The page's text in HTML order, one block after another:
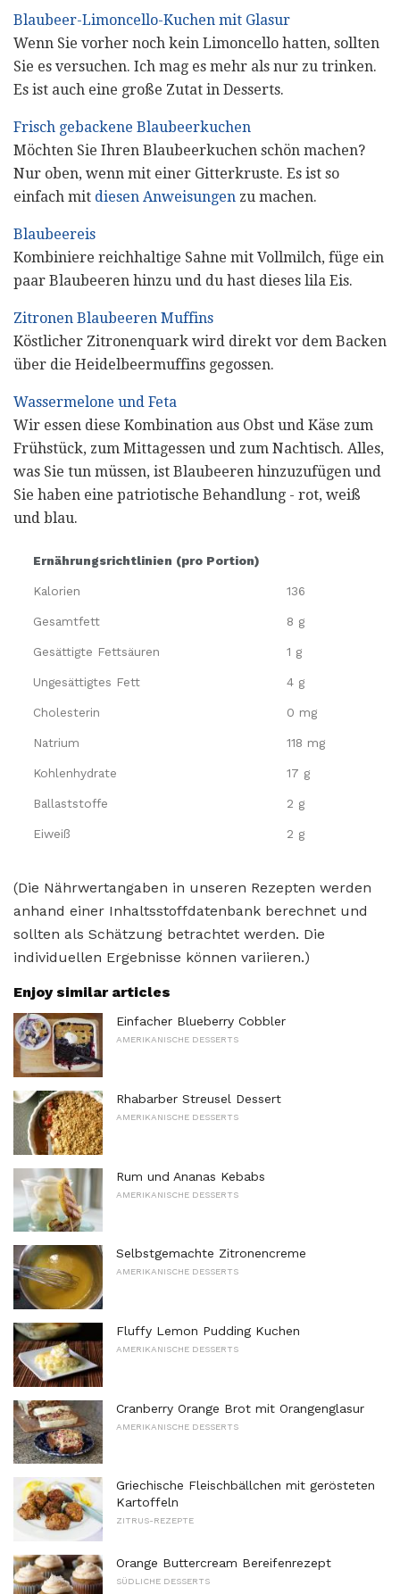
Blaubeer-Limoncello-Kuchen mit Glasur
Wenn Sie vorher noch kein Limoncello hatten, sollten
Sie es versuchen. Ich mag es mehr als nur zu trinken.
Es ist auch eine große Zutat in Desserts.
Frisch gebackene Blaubeerkuchen
Möchten Sie Ihren Blaubeerkuchen schön machen?
Nur oben, wenn mit einer Gitterkruste. Es ist so
einfach mit diesen Anweisungen zu machen.
Blaubeereis
Kombiniere reichhaltige Sahne mit Vollmilch, füge ein
paar Blaubeeren hinzu und du hast dieses lila Eis.
Zitronen Blaubeeren Muffins
Köstlicher Zitronenquark wird direkt vor dem Backen
über die Heidelbeermuffins gegossen.
Wassermelone und Feta
Wir essen diese Kombination aus Obst und Käse zum
Frühstück, zum Mittagessen und zum Nachtisch. Alles,
was Sie tun müssen, ist Blaubeeren hinzuzufügen und
Sie haben eine patriotische Behandlung - rot, weiß
und blau.
Ernährungsrichtlinien (pro Portion)
Kalorien 136
Gesamtfett 8 g
Gesättigte Fettsäuren 1 g
Ungesättigtes Fett 4 g
Cholesterin 0 mg
Natrium 118 mg
Kohlenhydrate 17 g
Ballaststoffe 2 g
Eiweiß 2 g
(Die Nährwertangaben in unseren Rezepten werden
anhand einer Inhaltsstoffdatenbank berechnet und
sollten als Schätzung betrachtet werden. Die
individuellen Ergebnisse können variieren.)
Enjoy similar articles
Einfacher Blueberry Cobbler
AMERIKANISCHE DESSERTS
Rhabarber Streusel Dessert
AMERIKANISCHE DESSERTS
Rum und Ananas Kebabs
AMERIKANISCHE DESSERTS
Selbstgemachte Zitronencreme
AMERIKANISCHE DESSERTS
Fluffy Lemon Pudding Kuchen
AMERIKANISCHE DESSERTS
Cranberry Orange Brot mit Orangenglasur
AMERIKANISCHE DESSERTS
Griechische Fleischbällchen mit gerösteten
Kartoffeln
ZITRUS-REZEPTE
Orange Buttercream Bereifenrezept
SÜDLICHE DESSERTS